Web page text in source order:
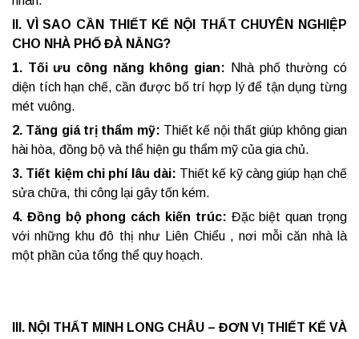
II. VÌ SAO CẦN THIẾT KẾ NỘI THẤT CHUYÊN NGHIỆP
CHO NHÀ PHỐ ĐÀ NẴNG?
1. Tối ưu công năng không gian: Nhà phố thường có
diện tích hạn chế, cần được bố trí hợp lý để tận dụng từng
mét vuông.
2. Tăng giá trị thẩm mỹ: Thiết kế nội thất giúp không gian
hài hòa, đồng bộ và thể hiện gu thẩm mỹ của gia chủ.
3. Tiết kiệm chi phí lâu dài: Thiết kế kỹ càng giúp hạn chế
sửa chữa, thi công lại gây tốn kém.
4. Đồng bộ phong cách kiến trúc: Đặc biệt quan trọng
với những khu đô thị như Liên Chiểu , nơi mỗi căn nhà là
một phần của tổng thể quy hoạch.
III. NỘI THẤT MINH LONG CHÂU – ĐƠN VỊ THIẾT KẾ VÀ